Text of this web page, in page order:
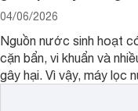
04/06/2026
Nguồn nước sinh hoạt
cặn bẩn, vi khuẩn và
gây hại. Vì vậy, máy lọc